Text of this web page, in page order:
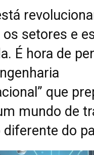
setores e
É hora de
que
mundo de
do